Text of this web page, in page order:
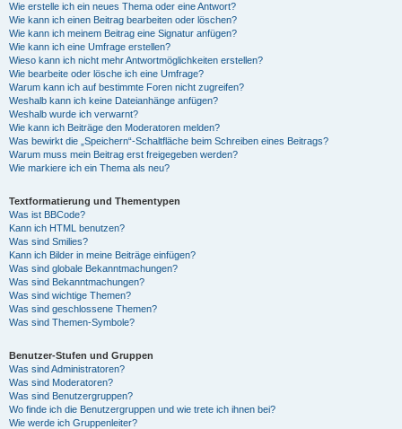
Wie erstelle ich ein neues Thema oder eine Antwort?
Wie kann ich einen Beitrag bearbeiten oder löschen?
Wie kann ich meinem Beitrag eine Signatur anfügen?
Wie kann ich eine Umfrage erstellen?
Wieso kann ich nicht mehr Antwortmöglichkeiten erstellen?
Wie bearbeite oder lösche ich eine Umfrage?
Warum kann ich auf bestimmte Foren nicht zugreifen?
Weshalb kann ich keine Dateianhänge anfügen?
Weshalb wurde ich verwarnt?
Wie kann ich Beiträge den Moderatoren melden?
Was bewirkt die „Speichern“-Schaltfläche beim Schreiben eines Beitrags?
Warum muss mein Beitrag erst freigegeben werden?
Wie markiere ich ein Thema als neu?
Textformatierung und Thementypen
Was ist BBCode?
Kann ich HTML benutzen?
Was sind Smilies?
Kann ich Bilder in meine Beiträge einfügen?
Was sind globale Bekanntmachungen?
Was sind Bekanntmachungen?
Was sind wichtige Themen?
Was sind geschlossene Themen?
Was sind Themen-Symbole?
Benutzer-Stufen und Gruppen
Was sind Administratoren?
Was sind Moderatoren?
Was sind Benutzergruppen?
Wo finde ich die Benutzergruppen und wie trete ich ihnen bei?
Wie werde ich Gruppenleiter?